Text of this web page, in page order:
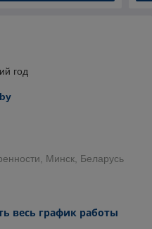
год
Минск, Беларусь
весь график работы